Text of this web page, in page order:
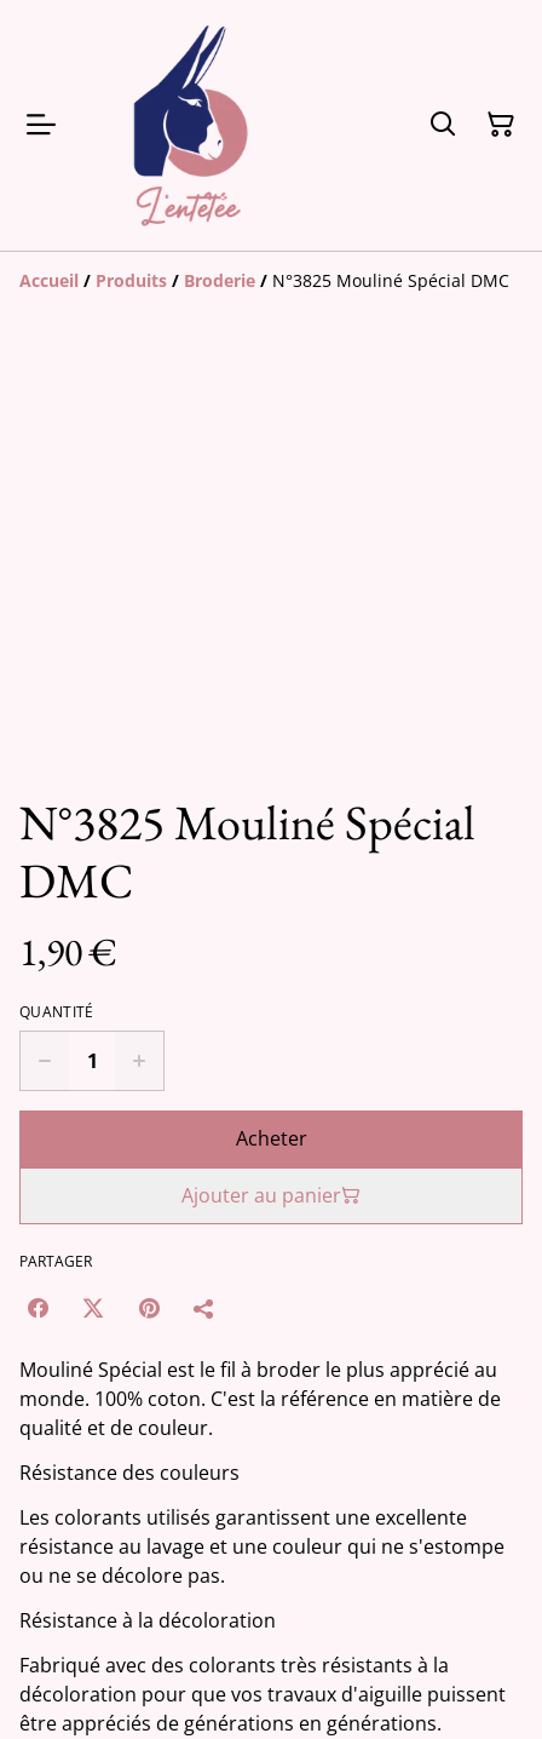
Accueil / Produits / Broderie / N°3825 Mouliné Spécial DMC
N°3825 Mouliné Spécial
DMC
1,90 €
QUANTITÉ
Acheter
Ajouter au panier
PARTAGER
Mouliné Spécial est le fil à broder le plus apprécié au
monde. 100% coton. C'est la référence en matière de
qualité et de couleur.
Résistance des couleurs
Les colorants utilisés garantissent une excellente
résistance au lavage et une couleur qui ne s'estompe
ou ne se décolore pas.
Résistance à la décoloration
Fabriqué avec des colorants très résistants à la
décoloration pour que vos travaux d'aiguille puissent
être appréciés de générations en générations.